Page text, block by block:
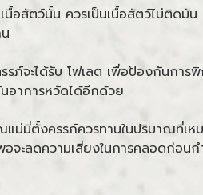
สัตว์นั้น ควรเป็นเนื้อสัตว์ไม่ติดมัน
จะได้รับ โฟเลต เพื่อป้องกันการพิ
อาการหวัดได้อีกด้วย
ม่มี่ตั้งครรภ์ควรทานในปริมาณที่เ
ะลดความเสี่ยงในการคลอดก่อน